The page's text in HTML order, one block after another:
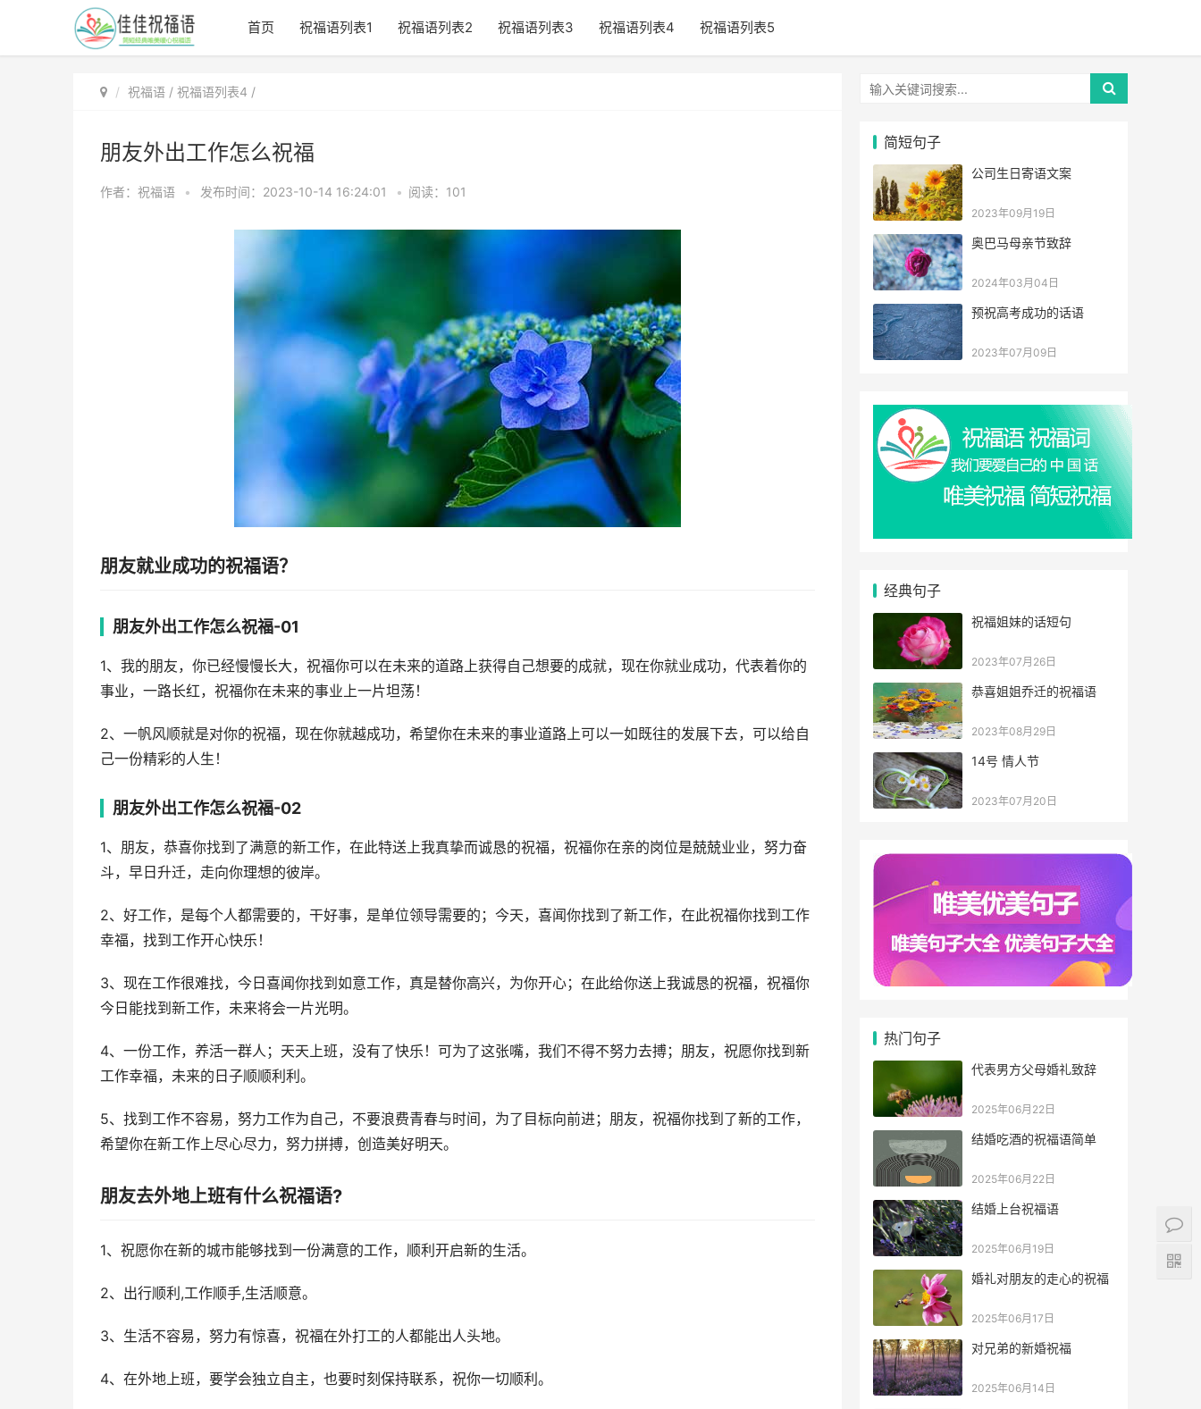
首页 祝福语列表1 祝福语列表2 祝福语列表3 祝福语列表4 祝福语列表5
祝福语 / 祝福语列表4 /
朋友外出工作怎么祝福
作者：祝福语 • 发布时间：2023-10-14 16:24:01 • 阅读：101
朋友就业成功的祝福语？
朋友外出工作怎么祝福-01
1、我的朋友，你已经慢慢长大，祝福你可以在未来的道路上获得自己想要的成就，现在你就业成功，代表着你的
事业，一路长红，祝福你在未来的事业上一片坦荡！
2、一帆风顺就是对你的祝福，现在你就越成功，希望你在未来的事业道路上可以一如既往的发展下去，可以给自
己一份精彩的人生！
朋友外出工作怎么祝福-02
1、朋友，恭喜你找到了满意的新工作，在此特送上我真挚而诚恳的祝福，祝福你在亲的岗位是兢兢业业，努力奋
斗，早日升迁，走向你理想的彼岸。
2、好工作，是每个人都需要的，干好事，是单位领导需要的；今天，喜闻你找到了新工作，在此祝福你找到工作
幸福，找到工作开心快乐！
3、现在工作很难找，今日喜闻你找到如意工作，真是替你高兴，为你开心；在此给你送上我诚恳的祝福，祝福你
今日能找到新工作，未来将会一片光明。
4、一份工作，养活一群人；天天上班，没有了快乐！可为了这张嘴，我们不得不努力去搏；朋友，祝愿你找到新
工作幸福，未来的日子顺顺利利。
5、找到工作不容易，努力工作为自己，不要浪费青春与时间，为了目标向前进；朋友，祝福你找到了新的工作，
希望你在新工作上尽心尽力，努力拼搏，创造美好明天。
朋友去外地上班有什么祝福语?
1、祝愿你在新的城市能够找到一份满意的工作，顺利开启新的生活。
2、出行顺利,工作顺手,生活顺意。
3、生活不容易，努力有惊喜，祝福在外打工的人都能出人头地。
4、在外地上班，要学会独立自主，也要时刻保持联系，祝你一切顺利。
简短句子
公司生日寄语文案
2023年09月19日
奥巴马母亲节致辞
2024年03月04日
预祝高考成功的话语
2023年07月09日
经典句子
祝福姐妹的话短句
2023年07月26日
恭喜姐姐乔迁的祝福语
2023年08月29日
14号 情人节
2023年07月20日
热门句子
代表男方父母婚礼致辞
2025年06月22日
结婚吃酒的祝福语简单
2025年06月22日
结婚上台祝福语
2025年06月19日
婚礼对朋友的走心的祝福
2025年06月17日
对兄弟的新婚祝福
2025年06月14日